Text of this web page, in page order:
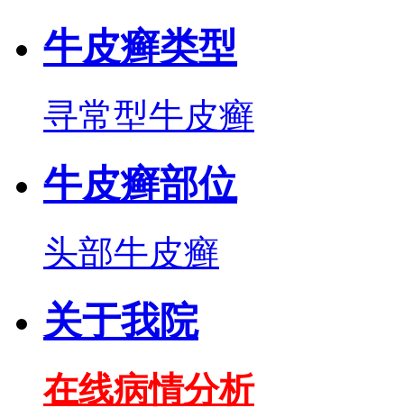
牛皮癣类型
寻常型牛皮癣
牛皮癣部位
头部牛皮癣
关于我院
在线病情分析